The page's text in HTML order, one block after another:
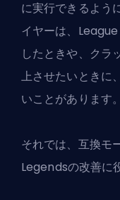
に実行できるよう
イヤーは、
したときや、クラ
上させたいときに
いことがあります。
それでは、互換モ
Legendsの改善に